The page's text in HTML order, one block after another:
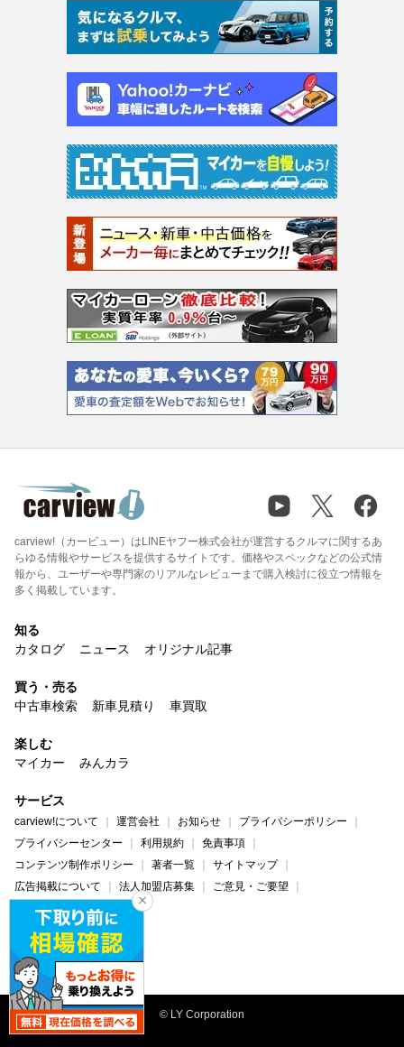
carview!（カービュー）はLINEヤフー株式会社が運営するクルマに関するあ
らゆる情報やサービスを提供するサイトです。価格やスペックなどの公式情
報から、ユーザーや専門家のリアルなレビューまで購入検討に役立つ情報を
多く掲載しています。
知る
カタログ
ニュース オリジナル記事
買う・売る
中古車検索
新車見積り 車買取
楽しむ
マイカー
みんカラ
サービス
carview!について 運営会社 お知らせ
プライバシーポリシー
プライバシーセンター
利用規約
免責事項
コンテンツ制作ポリシー
著者一覧
サイトマップ
広告掲載について
法人加盟店募集
ご意見・ご要望
ヘルプ・お問い合わせ
carview! Yahoo! JAPAN
© LY Corporation